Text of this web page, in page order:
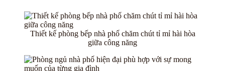
Thiết kế phòng bếp nhà phố chăm chút tỉ mỉ hài hòa
giữa công năng